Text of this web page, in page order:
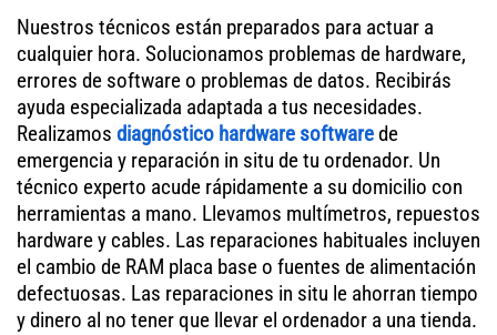
Nuestros técnicos están preparados para actuar a
cualquier hora. Solucionamos problemas de hardware,
errores de software o problemas de datos. Recibirás
ayuda especializada adaptada a tus necesidades.
Realizamos diagnóstico hardware softwarede
emergencia y reparación in situ de tu ordenador. Un
técnico experto acude rápidamente a su domicilio con
herramientas a mano. Llevamos multímetros, repuestos
hardware y cables. Las reparaciones habituales incluyen
el cambio de RAM placa base o fuentes de alimentación
defectuosas. Las reparaciones in situ le ahorran tiempo
y dinero al no tener que llevar el ordenador a una tienda.